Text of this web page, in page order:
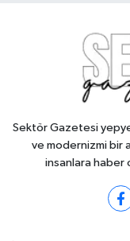
Sektör Gazetesi
ve modernizmi bir
insanlara haber